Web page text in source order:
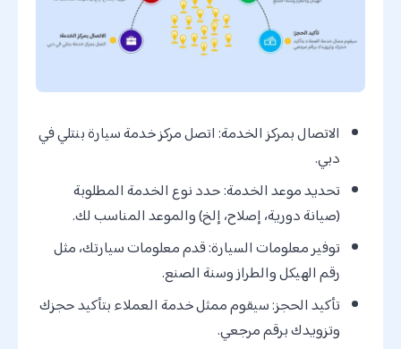
الاتصال بمركز الخدمة: اتصل مركز خدمة سيارة بنتلي في
دبي.
تحديد موعد الخدمة: حدد نوع الخدمة المطلوبة
(صيانة دورية، إصلاح، إلخ) والموعد المناسب لك.
توفير معلومات السيارة: قدم معلومات سيارتك، مثل
رقم الهيكل والطراز وسنة الصنع.
تأكيد الحجز: سيقوم ممثل خدمة العملاء بتأكيد حجزك
وتزويدك برقم مرجعي.